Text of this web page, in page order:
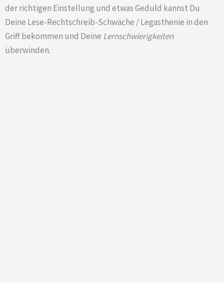
der richtigen Einstellung und etwas Geduld kannst Du
Deine Lese-Rechtschreib-Schwäche / Legasthenie in den
Griff bekommen und Deine Lernschwierigkeiten
überwinden.